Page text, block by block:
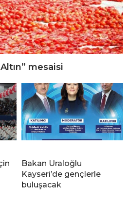
Altın” mesaisi
Bakan Uraloğlu
Kayseri’de gençlerle
buluşacak